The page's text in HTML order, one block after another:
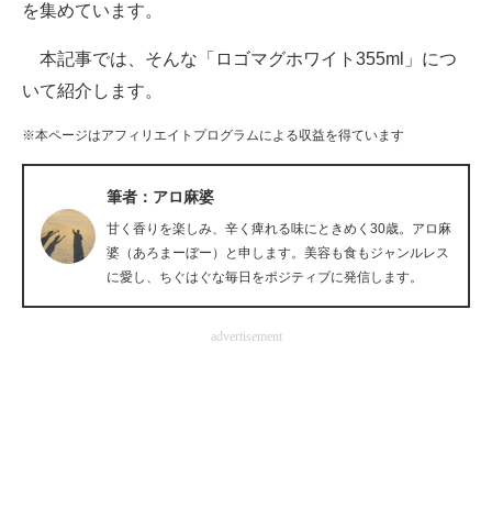
スマホと通信の最新トレンド
進化するPCとデバイスの未来
AI活用のいまが分かる
企業ITのトレンドを詳説
を集めています。
本記事では、そんな「ロゴマグホワイト355ml」につ
いて紹介します。
※本ページはアフィリエイトプログラムによる収益を得ています
筆者：アロ麻婆
甘く香りを楽しみ、辛く痺れる味にときめく30歳。アロ麻
婆（あろまーぼー）と申します。美容も食もジャンルレス
に愛し、ちぐはぐな毎日をポジティブに発信します。
advertisement